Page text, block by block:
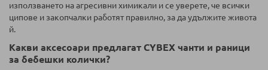
използването на агресивни химикали и се уверете, че всички
ципове и закопчалки работят правилно, за да удължите живота
й.
Какви аксесоари предлагат CYBEX чанти и раници
за бебешки колички?